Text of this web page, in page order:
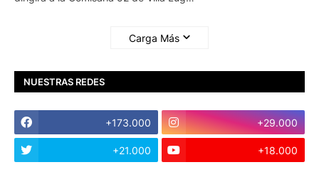
Carga Más
NUESTRAS REDES
+173.000 +29.000
+21.000 +18.000